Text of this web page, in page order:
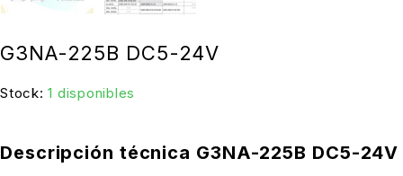
G3NA-225B DC5-24V
Stock: 1 disponibles
Descripción técnica G3NA-225B DC5-24V